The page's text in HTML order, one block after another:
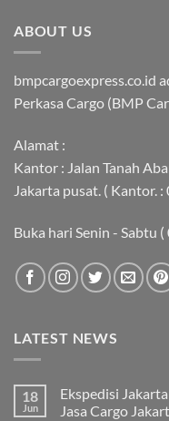
ABOUT US
bmpcargoexpress.co.id
Perkasa Cargo (BMP
Alamat :
Kantor : Jalan Tanah
Jakarta pusat. ( Kantor.
Buka hari Senin - Sabtu
LATEST NEWS
18
Jun
Ekspedisi
Jasa Cargo